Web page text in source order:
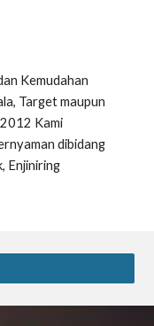
Kemudahan
Target maupun
Kami
dibidang
Enjiniring